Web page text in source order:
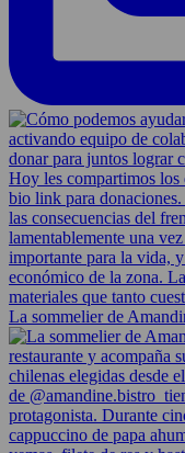
La sommelier de